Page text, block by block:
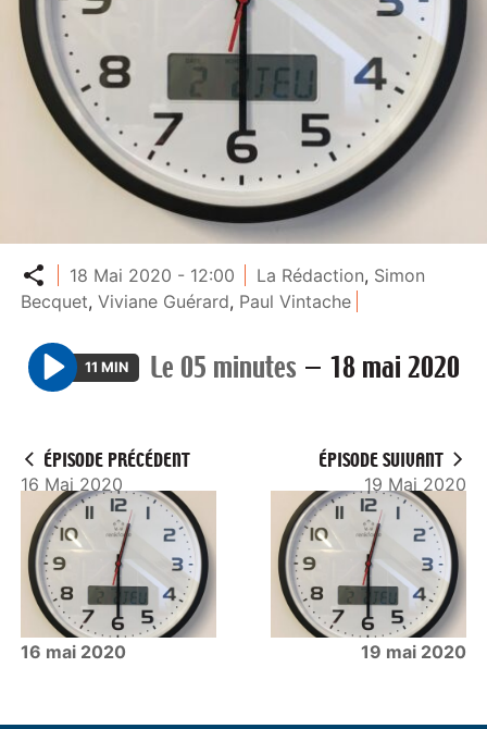
Partager
18 Mai 2020 - 12:00 La Rédaction, Simon
Becquet,Viviane Guérard, Paul Vintache
P
y
11 MIN Le 05 minutes — 18 mai 2020
ÉPISODE PRÉCÉDENT
16 Mai 2020
16 mai 2020
ÉPISODE SUIVANT
19 Mai 2020
19 mai 2020